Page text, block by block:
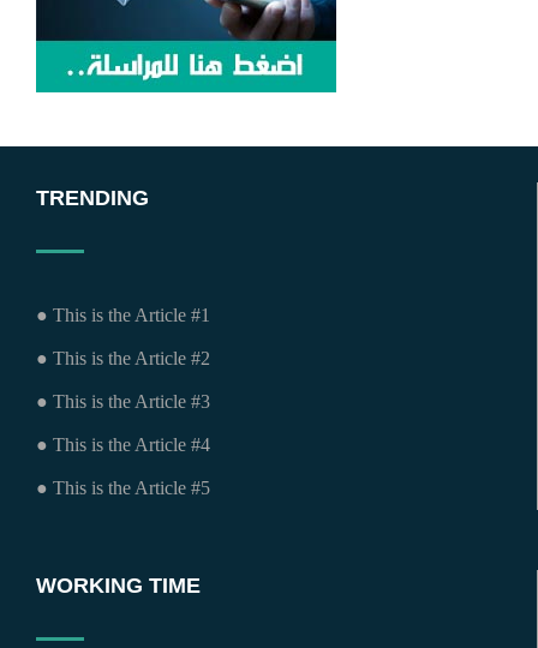
TRENDING
● This is the Article #1
● This is the Article #2
● This is the Article #3
● This is the Article #4
● This is the Article #5
WORKING TIME